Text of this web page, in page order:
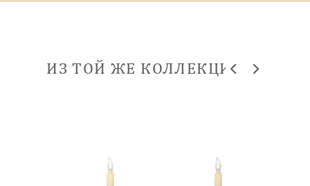
ИЗ ТОЙ ЖЕ КОЛЛЕКЦИИ